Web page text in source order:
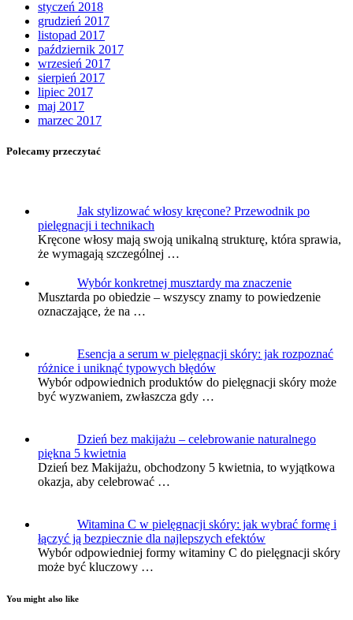
styczeń 2018
grudzień 2017
listopad 2017
październik 2017
wrzesień 2017
sierpień 2017
lipiec 2017
maj 2017
marzec 2017
Polecamy przeczytać
Jak stylizować włosy kręcone? Przewodnik po
pielęgnacji i technikach
Kręcone włosy mają swoją unikalną strukturę, która sprawia,
że wymagają szczególnej …
Wybór konkretnej musztardy ma znaczenie
Musztarda po obiedzie – wszyscy znamy to powiedzenie
oznaczające, że na …
Esencja a serum w pielęgnacji skóry: jak rozpoznać
różnice i uniknąć typowych błędów
Wybór odpowiednich produktów do pielęgnacji skóry może
być wyzwaniem, zwłaszcza gdy …
Dzień bez makijażu – celebrowanie naturalnego
piękna 5 kwietnia
Dzień bez Makijażu, obchodzony 5 kwietnia, to wyjątkowa
okazja, aby celebrować …
Witamina C w pielęgnacji skóry: jak wybrać formę i
łączyć ją bezpiecznie dla najlepszych efektów
Wybór odpowiedniej formy witaminy C do pielęgnacji skóry
może być kluczowy …
You might also like